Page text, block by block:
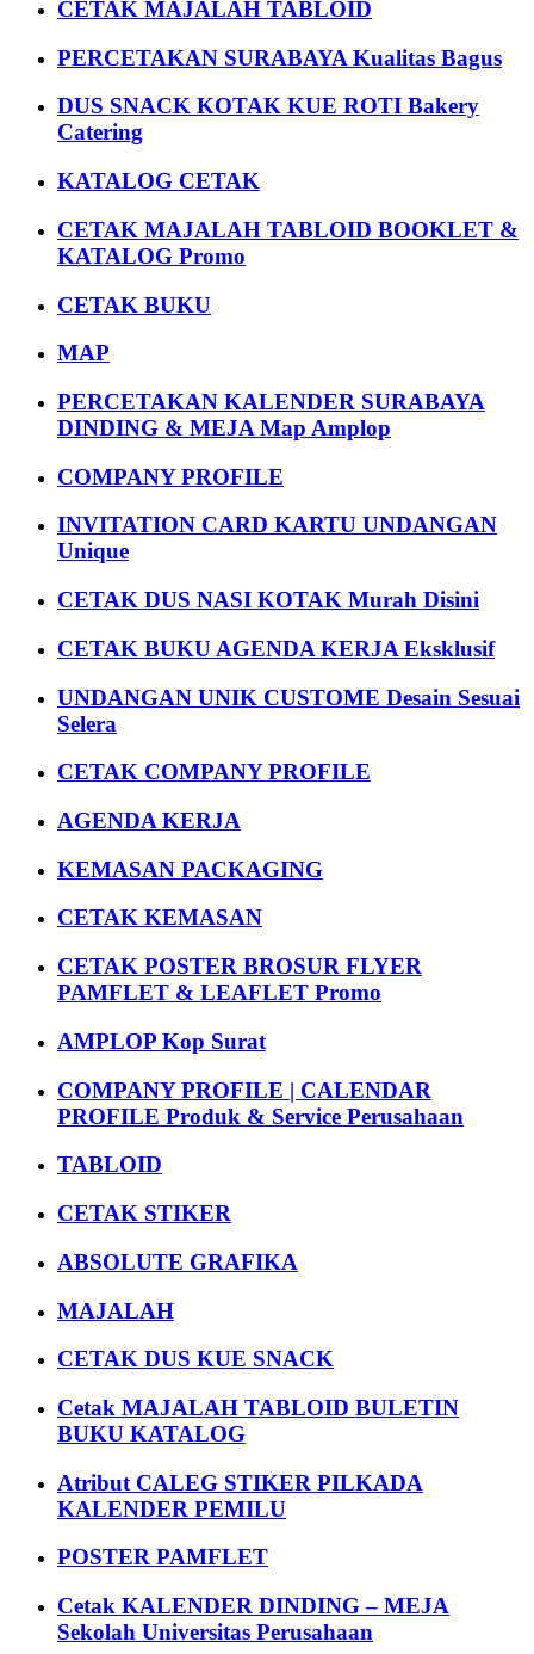
CETAK MAJALAH TABLOID
PERCETAKAN SURABAYA Kualitas Bagus
DUS SNACK KOTAK KUE ROTI Bakery
Catering
KATALOG CETAK
CETAK MAJALAH TABLOID BOOKLET &
KATALOG Promo
CETAK BUKU
MAP
PERCETAKAN KALENDER SURABAYA
DINDING & MEJA Map Amplop
COMPANY PROFILE
INVITATION CARD KARTU UNDANGAN
Unique
CETAK DUS NASI KOTAK Murah Disini
CETAK BUKU AGENDA KERJA Eksklusif
UNDANGAN UNIK CUSTOME Desain Sesuai
Selera
CETAK COMPANY PROFILE
AGENDA KERJA
KEMASAN PACKAGING
CETAK KEMASAN
CETAK POSTER BROSUR FLYER
PAMFLET & LEAFLET Promo
AMPLOP Kop Surat
COMPANY PROFILE | CALENDAR
PROFILE Produk & Service Perusahaan
TABLOID
CETAK STIKER
ABSOLUTE GRAFIKA
MAJALAH
CETAK DUS KUE SNACK
Cetak MAJALAH TABLOID BULETIN
BUKU KATALOG
Atribut CALEG STIKER PILKADA
KALENDER PEMILU
POSTER PAMFLET
Cetak KALENDER DINDING – MEJA
Sekolah Universitas Perusahaan